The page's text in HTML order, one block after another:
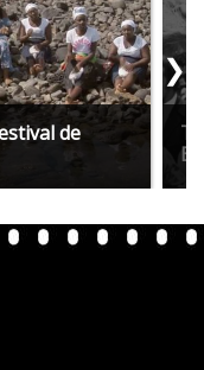
de
❯